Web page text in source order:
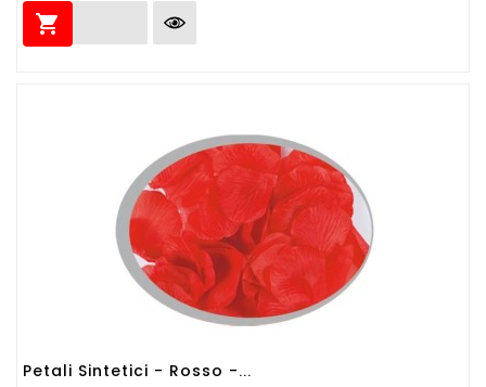

Petali Sintetici - Rosso -...